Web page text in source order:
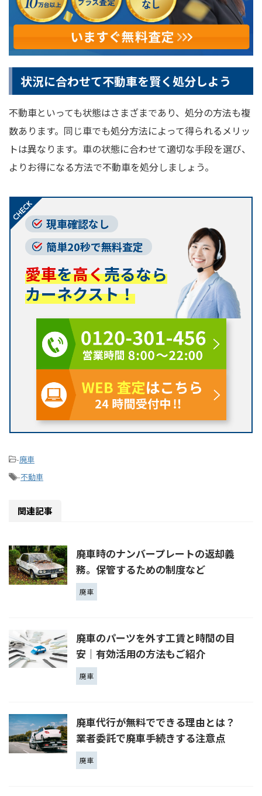
状況に合わせて不動車を賢く処分しよう
不動車といっても状態はさまざまであり、処分の方法も複
数あります。同じ車でも処分方法によって得られるメリッ
トは異なります。車の状態に合わせて適切な手段を選び、
よりお得になる方法で不動車を処分しましょう。
現車確認なし
簡単20秒で無料査定
愛車を高く売るなら
カーネクスト！
-廃車
-不動車
関連記事
廃車時のナンバープレートの返却義
務。保管するための制度など
廃車
廃車のパーツを外す工賃と時間の目
安｜有効活用の方法もご紹介
廃車
廃車代行が無料でできる理由とは？
業者委託で廃車手続きする注意点
廃車